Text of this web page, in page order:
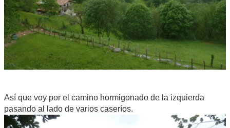
Así que voy por el camino hormigonado de la izquierda
pasando al lado de varios caseríos.